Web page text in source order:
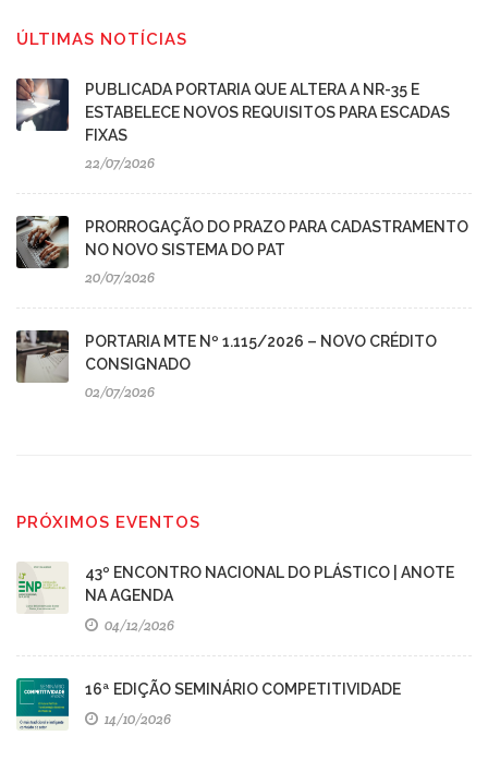
ÚLTIMAS NOTÍCIAS
PUBLICADA PORTARIA QUE ALTERA A NR-35 E
ESTABELECE NOVOS REQUISITOS PARA ESCADAS
FIXAS
22/07/2026
PRORROGAÇÃO DO PRAZO PARA CADASTRAMENTO
NO NOVO SISTEMA DO PAT
20/07/2026
PORTARIA MTE Nº 1.115/2026 – NOVO CRÉDITO
CONSIGNADO
02/07/2026
PRÓXIMOS EVENTOS
43º ENCONTRO NACIONAL DO PLÁSTICO | ANOTE
NA AGENDA
04/12/2026
16ª EDIÇÃO SEMINÁRIO COMPETITIVIDADE
14/10/2026